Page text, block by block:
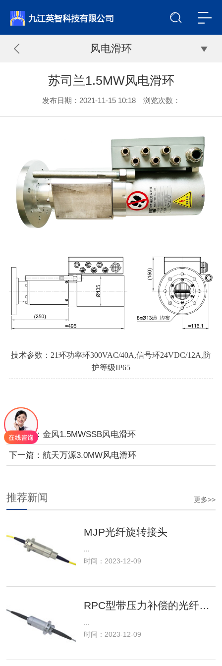
风电滑环
苏司兰1.5MW风电滑环
发布日期：2021-11-15 10:18 浏览次数：
技术参数：21环功率环300VAC/40A,信号环24VDC/12A,防
护等级IP65
上一篇：金风1.5MWSSB风电滑环
下一篇：航天万源3.0MW风电滑环
更多>>
推荐新闻
MJP光纤旋转接头
...
时间：2023-12-09
RPC型带压力补偿的光纤旋转接头
...
时间：2023-12-09